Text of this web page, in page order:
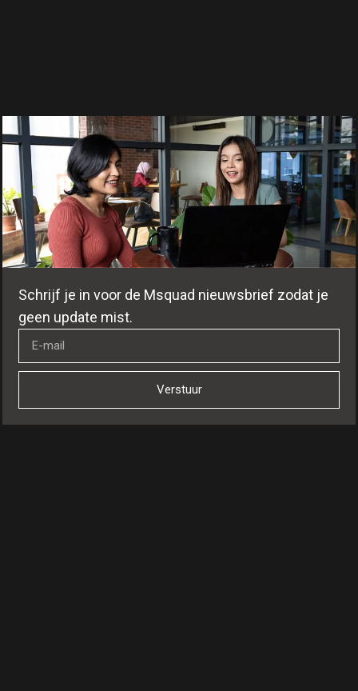
Schrijf je in voor de Msquad nieuwsbrief zodat je
geen update mist.
Verstuur